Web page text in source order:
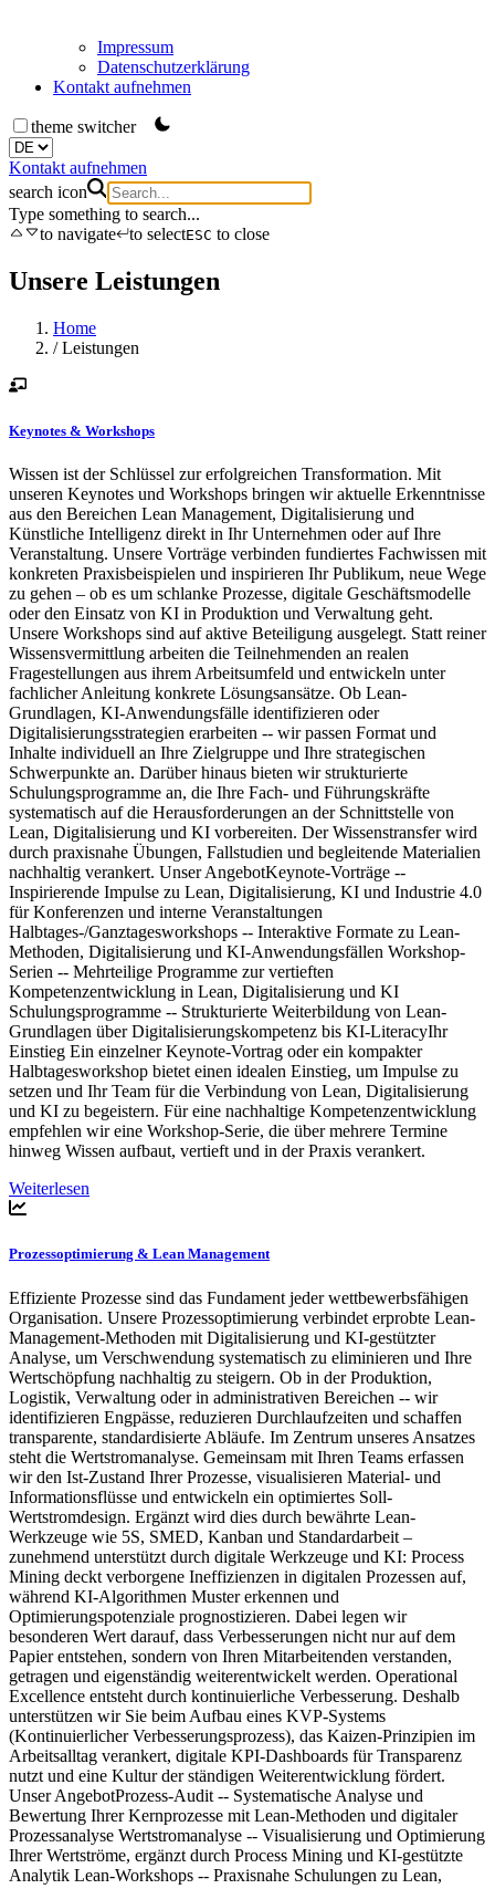
Impressum
Datenschutzerklärung
Kontakt aufnehmen
theme switcher
Kontakt aufnehmen
search icon
Type something to search...
to navigate
to selectESC to close
Unsere Leistungen
Home
/ Leistungen
Keynotes & Workshops
Wissen ist der Schlüssel zur erfolgreichen Transformation. Mit
unseren Keynotes und Workshops bringen wir aktuelle Erkenntnisse
aus den Bereichen Lean Management, Digitalisierung und
Künstliche Intelligenz direkt in Ihr Unternehmen oder auf Ihre
Veranstaltung. Unsere Vorträge verbinden fundiertes Fachwissen mit
konkreten Praxisbeispielen und inspirieren Ihr Publikum, neue Wege
zu gehen – ob es um schlanke Prozesse, digitale Geschäftsmodelle
oder den Einsatz von KI in Produktion und Verwaltung geht.
Unsere Workshops sind auf aktive Beteiligung ausgelegt. Statt reiner
Wissensvermittlung arbeiten die Teilnehmenden an realen
Fragestellungen aus ihrem Arbeitsumfeld und entwickeln unter
fachlicher Anleitung konkrete Lösungsansätze. Ob Lean-
Grundlagen, KI-Anwendungsfälle identifizieren oder
Digitalisierungsstrategien erarbeiten -- wir passen Format und
Inhalte individuell an Ihre Zielgruppe und Ihre strategischen
Schwerpunkte an. Darüber hinaus bieten wir strukturierte
Schulungsprogramme an, die Ihre Fach- und Führungskräfte
systematisch auf die Herausforderungen an der Schnittstelle von
Lean, Digitalisierung und KI vorbereiten. Der Wissenstransfer wird
durch praxisnahe Übungen, Fallstudien und begleitende Materialien
nachhaltig verankert. Unser AngebotKeynote-Vorträge --
Inspirierende Impulse zu Lean, Digitalisierung, KI und Industrie 4.0
für Konferenzen und interne Veranstaltungen
Halbtages-/Ganztagesworkshops -- Interaktive Formate zu Lean-
Methoden, Digitalisierung und KI-Anwendungsfällen Workshop-
Serien -- Mehrteilige Programme zur vertieften
Kompetenzentwicklung in Lean, Digitalisierung und KI
Schulungsprogramme -- Strukturierte Weiterbildung von Lean-
Grundlagen über Digitalisierungskompetenz bis KI-LiteracyIhr
Einstieg Ein einzelner Keynote-Vortrag oder ein kompakter
Halbtagesworkshop bietet einen idealen Einstieg, um Impulse zu
setzen und Ihr Team für die Verbindung von Lean, Digitalisierung
und KI zu begeistern. Für eine nachhaltige Kompetenzentwicklung
empfehlen wir eine Workshop-Serie, die über mehrere Termine
hinweg Wissen aufbaut, vertieft und in der Praxis verankert.
Weiterlesen
Prozessoptimierung & Lean Management
Effiziente Prozesse sind das Fundament jeder wettbewerbsfähigen
Organisation. Unsere Prozessoptimierung verbindet erprobte Lean-
Management-Methoden mit Digitalisierung und KI-gestützter
Analyse, um Verschwendung systematisch zu eliminieren und Ihre
Wertschöpfung nachhaltig zu steigern. Ob in der Produktion,
Logistik, Verwaltung oder in administrativen Bereichen -- wir
identifizieren Engpässe, reduzieren Durchlaufzeiten und schaffen
transparente, standardisierte Abläufe. Im Zentrum unseres Ansatzes
steht die Wertstromanalyse. Gemeinsam mit Ihren Teams erfassen
wir den Ist-Zustand Ihrer Prozesse, visualisieren Material- und
Informationsflüsse und entwickeln ein optimiertes Soll-
Wertstromdesign. Ergänzt wird dies durch bewährte Lean-
Werkzeuge wie 5S, SMED, Kanban und Standardarbeit –
zunehmend unterstützt durch digitale Werkzeuge und KI: Process
Mining deckt verborgene Ineffizienzen in digitalen Prozessen auf,
während KI-Algorithmen Muster erkennen und
Optimierungspotenziale prognostizieren. Dabei legen wir
besonderen Wert darauf, dass Verbesserungen nicht nur auf dem
Papier entstehen, sondern von Ihren Mitarbeitenden verstanden,
getragen und eigenständig weiterentwickelt werden. Operational
Excellence entsteht durch kontinuierliche Verbesserung. Deshalb
unterstützen wir Sie beim Aufbau eines KVP-Systems
(Kontinuierlicher Verbesserungsprozess), das Kaizen-Prinzipien im
Arbeitsalltag verankert, digitale KPI-Dashboards für Transparenz
nutzt und eine Kultur der ständigen Weiterentwicklung fördert.
Unser AngebotProzess-Audit -- Systematische Analyse und
Bewertung Ihrer Kernprozesse mit Lean-Methoden und digitaler
Prozessanalyse Wertstromanalyse -- Visualisierung und Optimierung
Ihrer Wertströme, ergänzt durch Process Mining und KI-gestützte
Analytik Lean-Workshops -- Praxisnahe Schulungen zu Lean,